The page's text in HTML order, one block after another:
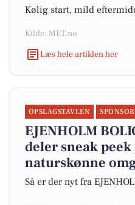
Kølig start, mild
Kilde: MET.no
Læs hele artiklen her
OPSLAGSTAVLEN
EJENHOLM
deler sneak
naturskønne
Så er der nyt fra